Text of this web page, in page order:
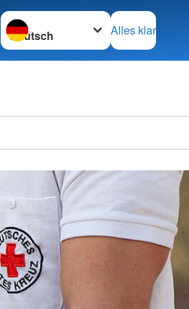
Sprache wechseln zu
Alles klar